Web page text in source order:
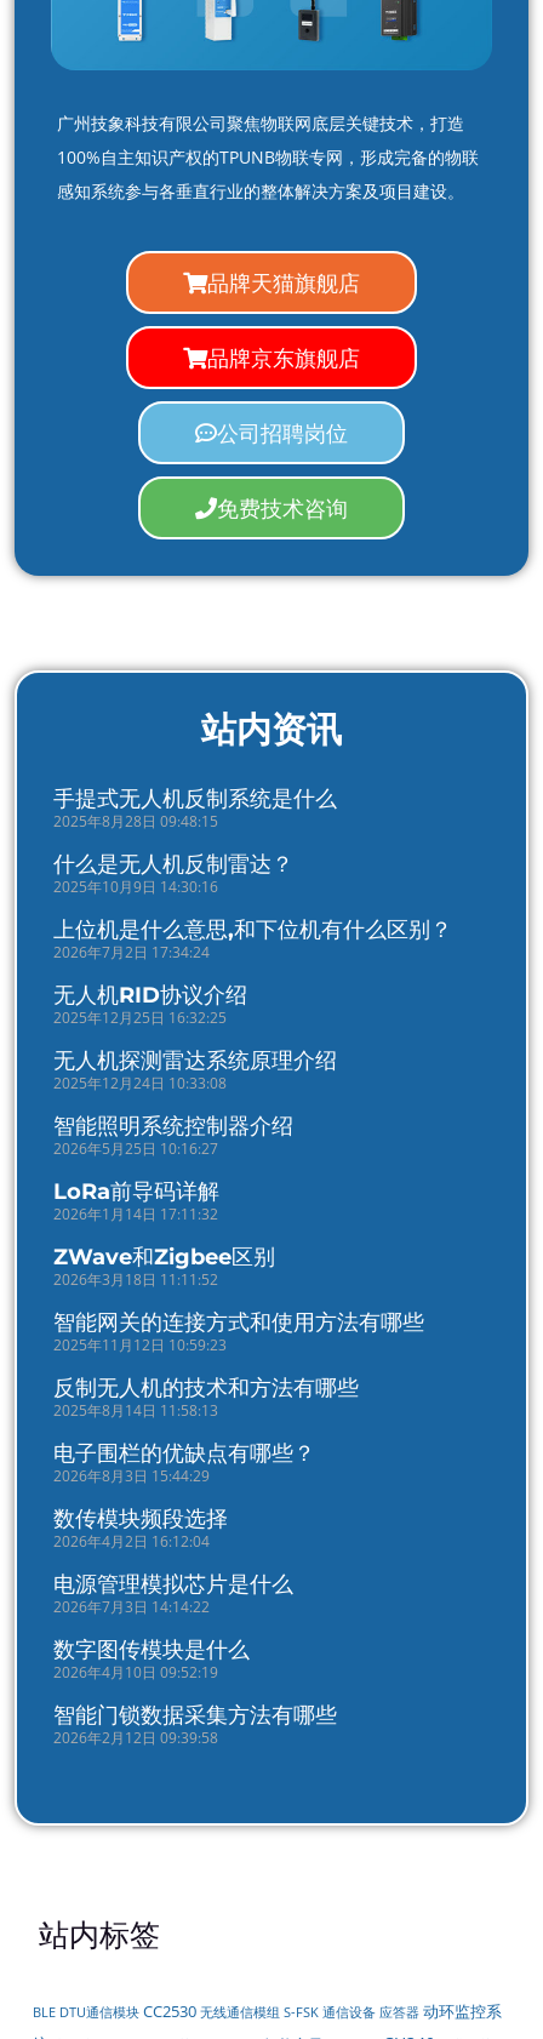
广州技象科技有限公司聚焦物联网底层关键技术，打造
100%自主知识产权的TPUNB物联专网，形成完备的物联
感知系统参与各垂直行业的整体解决方案及项目建设。
品牌天猫旗舰店
品牌京东旗舰店
公司招聘岗位
免费技术咨询
站内资讯
手提式无人机反制系统是什么
2025年8月28日 09:48:15
什么是无人机反制雷达？
2025年10月9日 14:30:16
上位机是什么意思,和下位机有什么区别？
2026年7月2日 17:34:24
无人机RID协议介绍
2025年12月25日 16:32:25
无人机探测雷达系统原理介绍
2025年12月24日 10:33:08
智能照明系统控制器介绍
2026年5月25日 10:16:27
LoRa前导码详解
2026年1月14日 17:11:32
ZWave和Zigbee区别
2026年3月18日 11:11:52
智能网关的连接方式和使用方法有哪些
2025年11月12日 10:59:23
反制无人机的技术和方法有哪些
2025年8月14日 11:58:13
电子围栏的优缺点有哪些？
2026年8月3日 15:44:29
数传模块频段选择
2026年4月2日 16:12:04
电源管理模拟芯片是什么
2026年7月3日 14:14:22
数字图传模块是什么
2026年4月10日 09:52:19
智能门锁数据采集方法有哪些
2026年2月12日 09:39:58
站内标签
BLE DTU通信模块 CC2530 无线通信模组 S-FSK 通信设备 应答器 动环监控系